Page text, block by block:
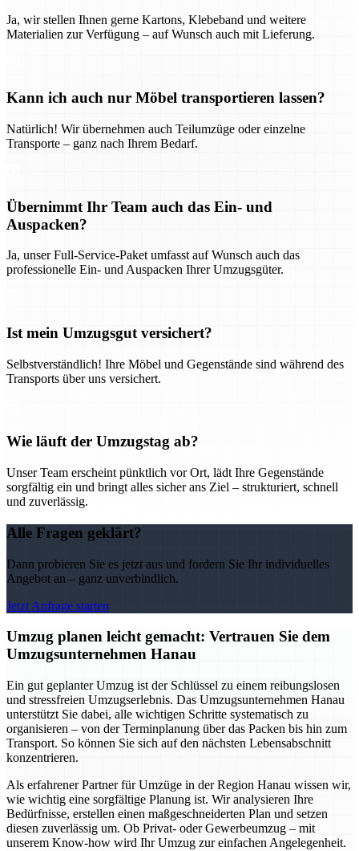
Ja, wir stellen Ihnen gerne Kartons, Klebeband und weitere
Materialien zur Verfügung – auf Wunsch auch mit Lieferung.
Kann ich auch nur Möbel transportieren lassen?
Natürlich! Wir übernehmen auch Teilumzüge oder einzelne
Transporte – ganz nach Ihrem Bedarf.
Übernimmt Ihr Team auch das Ein- und
Auspacken?
Ja, unser Full-Service-Paket umfasst auf Wunsch auch das
professionelle Ein- und Auspacken Ihrer Umzugsgüter.
Ist mein Umzugsgut versichert?
Selbstverständlich! Ihre Möbel und Gegenstände sind während des
Transports über uns versichert.
Wie läuft der Umzugstag ab?
Unser Team erscheint pünktlich vor Ort, lädt Ihre Gegenstände
sorgfältig ein und bringt alles sicher ans Ziel – strukturiert, schnell
und zuverlässig.
Alle Fragen geklärt?
Dann probieren Sie es jetzt aus und fordern Sie Ihr individuelles
Angebot an – ganz unverbindlich.
Jetzt Anfrage starten
Umzug planen leicht gemacht: Vertrauen Sie dem
Umzugsunternehmen Hanau
Ein gut geplanter Umzug ist der Schlüssel zu einem reibungslosen
und stressfreien Umzugserlebnis. Das Umzugsunternehmen Hanau
unterstützt Sie dabei, alle wichtigen Schritte systematisch zu
organisieren – von der Terminplanung über das Packen bis hin zum
Transport. So können Sie sich auf den nächsten Lebensabschnitt
konzentrieren.
Als erfahrener Partner für Umzüge in der Region Hanau wissen wir,
wie wichtig eine sorgfältige Planung ist. Wir analysieren Ihre
Bedürfnisse, erstellen einen maßgeschneiderten Plan und setzen
diesen zuverlässig um. Ob Privat- oder Gewerbeumzug – mit
unserem Know-how wird Ihr Umzug zur einfachen Angelegenheit.